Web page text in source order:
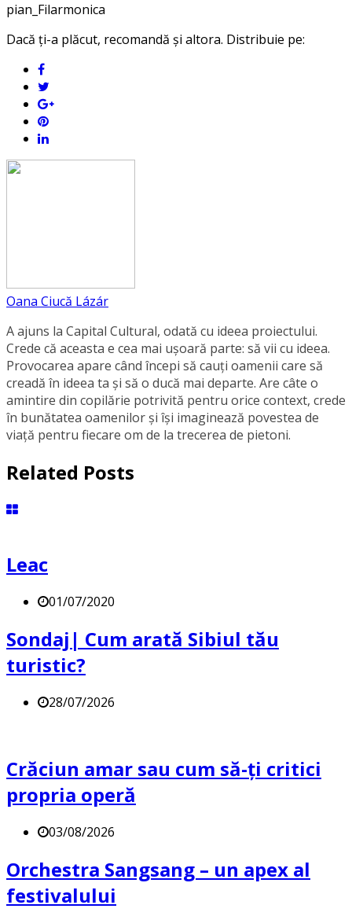
pian_Filarmonica
Dacă ți-a plăcut, recomandă și altora. Distribuie pe:
Oana Ciucă Lázár
A ajuns la Capital Cultural, odată cu ideea proiectului.
Crede că aceasta e cea mai ușoară parte: să vii cu ideea.
Provocarea apare când începi să cauți oamenii care să
creadă în ideea ta și să o ducă mai departe. Are câte o
amintire din copilărie potrivită pentru orice context, crede
în bunătatea oamenilor și își imaginează povestea de
viață pentru fiecare om de la trecerea de pietoni.
Related Posts
Leac
01/07/2020
Sondaj| Cum arată Sibiul tău
turistic?
28/07/2026
Crăciun amar sau cum să-ți critici
propria operă
03/08/2026
Orchestra Sangsang – un apex al
festivalului